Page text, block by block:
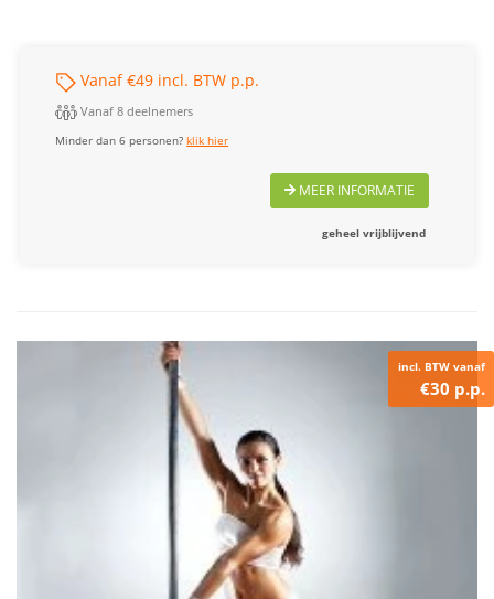
Vanaf €49 incl. BTW p.p.
Vanaf 8 deelnemers
Minder dan 6 personen?klik hier
MEER INFORMATIE
geheel vrijblijvend
incl. BTW vanaf
€30 p.p.